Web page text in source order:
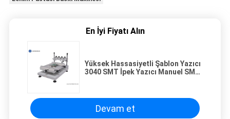
En İyi Fiyatı Alın
Yüksek Hassasiyetli Şablon Yazıcı
3040 SMT İpek Yazıcı Manuel SMT
Devam et